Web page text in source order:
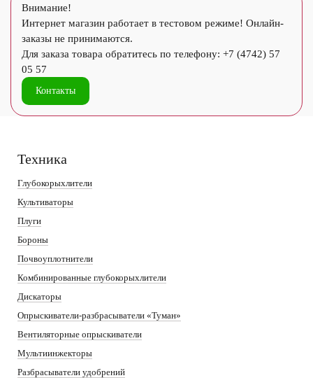
Внимание!
Интернет магазин работает в тестовом режиме! Онлайн-
заказы не принимаются.
Для заказа товара обратитесь по телефону: +7 (4742) 57
05 57
Контакты
Техника
Глубокорыхлители
Культиваторы
Плуги
Бороны
Почвоуплотнители
Комбинированные глубокорыхлители
Дискаторы
Опрыскиватели-разбрасыватели «Туман»
Вентиляторные опрыскиватели
Мультиинжекторы
Разбрасыватели удобрений